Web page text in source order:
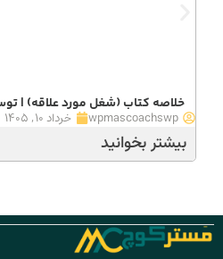
خلاصه کتاب (شغل مورد علاقه) |
wpmascoachswp خرداد ۱۰, ۱۴۰۵
بیشتر بخوانید